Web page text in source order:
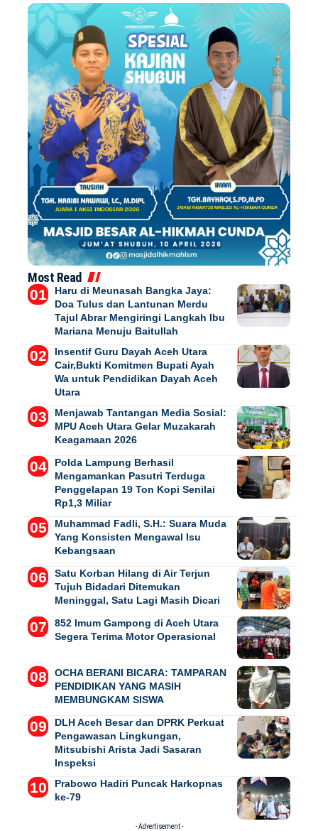
Most Read
Haru di Meunasah Bangka Jaya:
Doa Tulus dan Lantunan Merdu
Tajul Abrar Mengiringi Langkah Ibu
Mariana Menuju Baitullah
Insentif Guru Dayah Aceh Utara
Cair,Bukti Komitmen Bupati Ayah
Wa untuk Pendidikan Dayah Aceh
Utara
Menjawab Tantangan Media Sosial:
MPU Aceh Utara Gelar Muzakarah
Keagamaan 2026
Polda Lampung Berhasil
Mengamankan Pasutri Terduga
Penggelapan 19 Ton Kopi Senilai
Rp1,3 Miliar
Muhammad Fadli, S.H.: Suara Muda
Yang Konsisten Mengawal Isu
Kebangsaan
Satu Korban Hilang di Air Terjun
Tujuh Bidadari Ditemukan
Meninggal, Satu Lagi Masih Dicari
852 Imum Gampong di Aceh Utara
Segera Terima Motor Operasional
OCHA BERANI BICARA: TAMPARAN
PENDIDIKAN YANG MASIH
MEMBUNGKAM SISWA
DLH Aceh Besar dan DPRK Perkuat
Pengawasan Lingkungan,
Mitsubishi Arista Jadi Sasaran
Inspeksi
Prabowo Hadiri Puncak Harkopnas
ke-79
- Advertisement -